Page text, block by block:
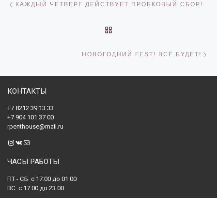
КАЖДЫЙ ЧЕТВЕРГ ДЕЙСТВУЕТ ПРОБКОВЫЙ СБОР!
НОВОГОДНИЙ FEST! ВСЁ БУДЕТ!
КОНТАКТЫ
+7 8212 39 13 33
+7 904 101 37 00
rpenthouse@mail.ru
Instagram
ВКонтакте
Почта
ЧАСЫ РАБОТЫ
ПТ - СБ: с 17:00 до 01:00
ВС: с 17:00 до 23:00